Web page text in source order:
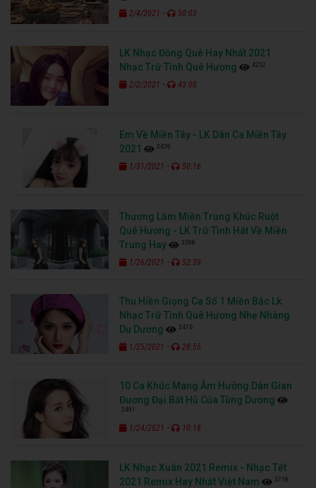
2/4/2021 - 50:03
LK Nhạc Đồng Quê Hay Nhất 2021
Nhạc Trữ Tình Quê Hương
4252
2/2/2021 - 43:00
Em Về Miền Tây - LK Dân Ca Miền Tây
2021
3439
1/31/2021 - 50:16
Thương Lắm Miền Trung Khúc Ruột
Quê Hương - LK Trữ Tình Hát Về Miền
Trung Hay
3388
1/26/2021 - 52:39
Thu Hiền Giọng Ca Số 1 Miền Bắc Lk
Nhạc Trữ Tình Quê Hương Nhẹ Nhàng
Du Dương
3476
1/25/2021 - 28:55
10 Ca Khúc Mang Âm Hưởng Dân Gian
Đương Đại Bất Hủ Của Tùng Dương
3491
1/24/2021 - 10:18
LK Nhạc Xuân 2021 Remix - Nhạc Tết
2021 Remix Hay Nhất Việt Nam
3718